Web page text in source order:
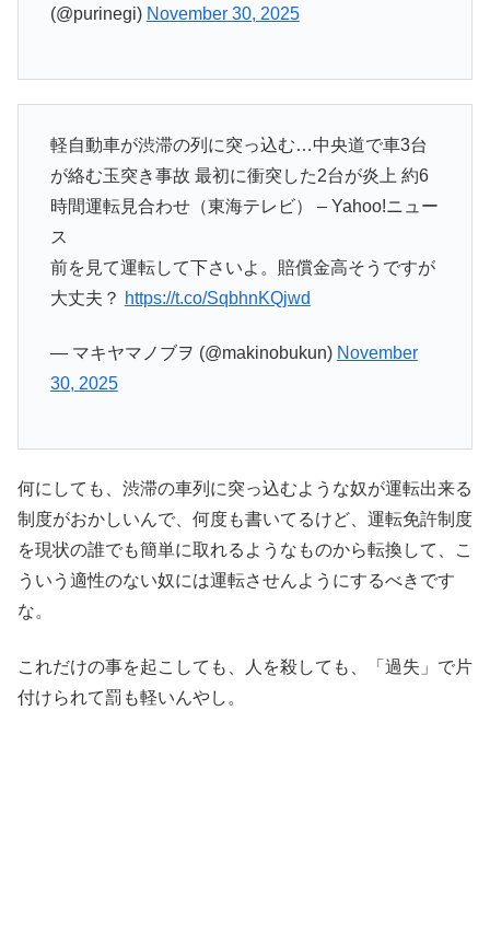
(@purinegi) November 30, 2025
軽自動車が渋滞の列に突っ込む…中央道で車3台
が絡む玉突き事故 最初に衝突した2台が炎上 約6
時間運転見合わせ（東海テレビ） – Yahoo!ニュー
ス
前を見て運転して下さいよ。賠償金高そうですが
大丈夫？ https://t.co/SqbhnKQjwd
— マキヤマノブヲ (@makinobukun) November
30, 2025
何にしても、渋滞の車列に突っ込むような奴が運転出来る
制度がおかしいんで、何度も書いてるけど、運転免許制度
を現状の誰でも簡単に取れるようなものから転換して、こ
ういう適性のない奴には運転させんようにするべきです
な。
これだけの事を起こしても、人を殺しても、「過失」で片
付けられて罰も軽いんやし。